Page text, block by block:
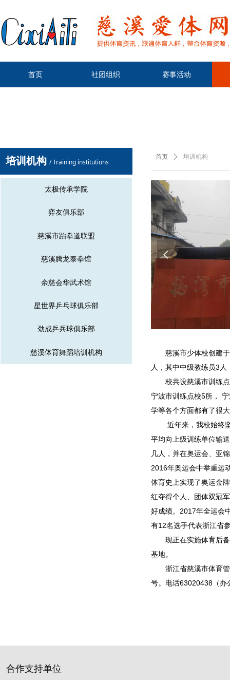
首页 社团组织 赛事活动
培训机构 / Training institutions
太极传承学院
弈友俱乐部
慈溪市跆拳道联盟
慈溪腾龙泰拳馆
余慈会华武术馆
星世界乒乓球俱乐部
劲成乒兵球俱乐部
慈溪体育舞蹈培训机构
首页 ꄲ 培训机构
넳
慈溪市少体校创建于
人，其中中级教练员3
校共设慈溪市训练点
宁波市训练点校5所，
学等各个方面都有了很
近年来，我校始终坚
平均向上级训练单位输
几人，并在奥运会、亚
2016年奥运会中举重运
体育史上实现了奥运金
红夺得个人、团体双冠
好成绩。2017年全运会
有12名选手代表浙江省
现正在实施体育后备
基地。
浙江省慈溪市体育管
号。电话63020438（办
合作支持单位